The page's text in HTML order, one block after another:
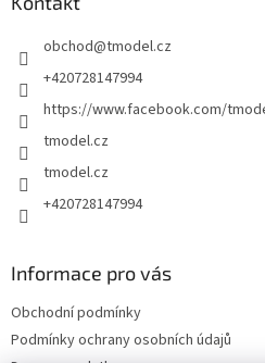
obchod@tmodel.cz
+420728147994
https://www.facebook.com/
tmodel.cz
tmodel.cz
+420728147994
Informace pro vás
Obchodní podmínky
Podmínky ochrany osobních údajů